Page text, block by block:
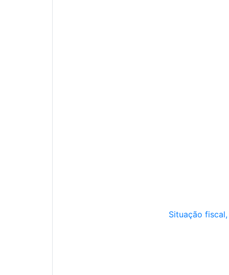
Situação